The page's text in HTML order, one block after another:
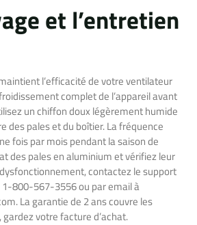
et l’entretien
l’efficacité de votre ventilateur
complet de l’appareil avant
un chiffon doux légèrement humide
des pales et du boîtier. La fréquence
fois par mois pendant la saison de
des pales en aluminium et vérifiez leur
contactez le support
800-567-3556 ou par email à
. La garantie de 2 ans couvre les
votre facture d’achat.